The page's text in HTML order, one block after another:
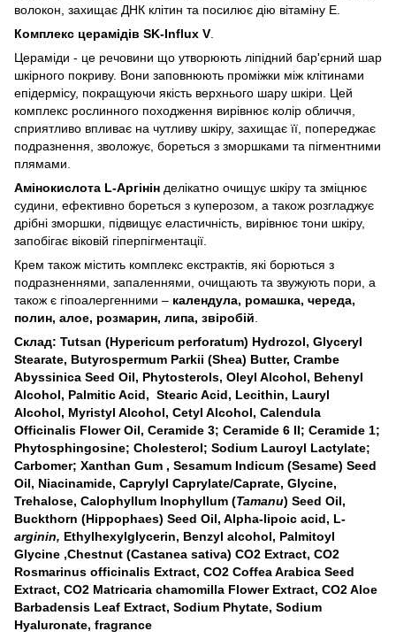
волокон, захищає ДНК клітин та посилює дію вітаміну Е.
Комплекс церамідів SK-Influx V
Цераміди - це речовини що утворюють ліпідний бар'єрний шар
шкірного покриву. Вони заповнюють проміжки між клітинами
епідермісу, покращуючи якість верхнього шару шкіри. Цей
комплекс рослинного походження вирівнює колір обличчя,
сприятливо впливає на чутливу шкіру, захищає її, попереджає
подразнення, зволожує, бореться з зморшками та пігментними
плямами.
Амінокислота L-Аргінін делікатно очищує шкіру та зміцнює
судини, ефективно бореться з куперозом, а також розгладжує
дрібні зморшки, підвищує еластичність, вирівнює тони шкіру,
запобігає віковій гіперпігментації.
Крем також містить комплекс екстрактів, які борються з
подразненнями, запаленнями, очищають та звужують пори, а
також є гіпоалергенними – календула, ромашка, череда,
полин, алое, розмарин, липа, звіробій
Склад: Tutsan (Hypericum perforatum) Hydrozol, Glyceryl
Stearate, Butyrospermum Parkii (Shea) Butter, Crambe
Abyssinica Seed Oil, Phytosterols, Oleyl Alcohol, Behenyl
Alcohol, Palmitic Acid, Stearic Acid, Lecithin, Lauryl
Alcohol, Myristyl Alcohol, Cetyl Alcohol, Calendula
Officinalis Flower Oil, Ceramide 3; Ceramide 6 II; Ceramide 1;
Phytosphingosine; Cholesterol; Sodium Lauroyl Lactylate;
Carbomer; Xanthan Gum , Sesamum Indicum (Sesame) Seed
Oil, Niacinamide, Caprylyl Caprylate/Caprate, Glycine,
Trehalose, Calophyllum Inophyllum (Tamanu) Seed Oil,
Buckthorn (Hippophaes) Seed Oil, Alpha-lipoic acid, L-
arginin, Ethylhexylglycerin, Benzyl alcohol, Palmitoyl
Glycine ,Chestnut (Castanea sativa) CO2 Extract, CO2
Rosmarinus officinalis Еxtract, CO2 Coffea Arabica Seed
Extract, CO2 Matricaria chamomilla Flower Extract, CO2 Aloe
Barbadensis Leaf Extract, Sodium Phytate, Sodium
Hyaluronate, fragrance